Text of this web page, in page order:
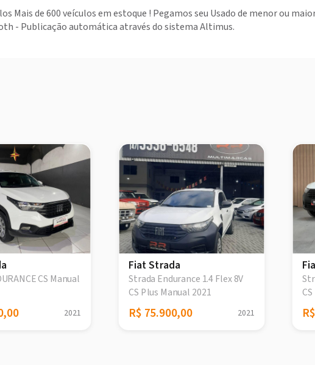
Mais de 600 veículos em estoque ! Pegamos seu Usado de menor ou
- Publicação automática através do sistema Altimus.
CS Manual
2021
Fiat Strada
Strada Endurance 1.4 Flex 8V
CS Plus Manual 2021
R$ 75.900,00 2021